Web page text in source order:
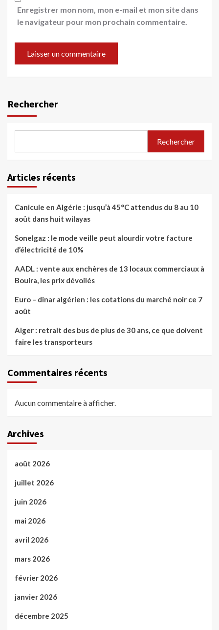
Enregistrer mon nom, mon e-mail et mon site dans
le navigateur pour mon prochain commentaire.
Rechercher
Rechercher
Articles récents
Canicule en Algérie : jusqu’à 45°C attendus du 8 au 10
août dans huit wilayas
Sonelgaz : le mode veille peut alourdir votre facture
d’électricité de 10%
AADL : vente aux enchères de 13 locaux commerciaux à
Bouira, les prix dévoilés
Euro – dinar algérien : les cotations du marché noir ce 7
août
Alger : retrait des bus de plus de 30 ans, ce que doivent
faire les transporteurs
Commentaires récents
Aucun commentaire à afficher.
Archives
août 2026
juillet 2026
juin 2026
mai 2026
avril 2026
mars 2026
février 2026
janvier 2026
décembre 2025